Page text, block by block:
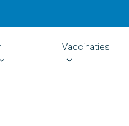
Vaccinaties